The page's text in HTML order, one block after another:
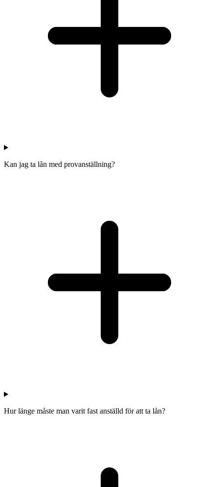
Kan jag ta lån med provanställning?
Hur länge måste man varit fast anställd för att ta lån?